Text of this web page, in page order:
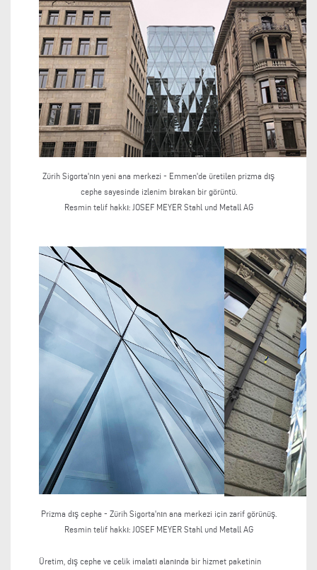
Zürih Sigorta'nın yeni ana merkezi - Emmen'de üretilen prizma dış
cephe sayesinde izlenim bırakan bir görüntü.
Resmin telif hakkı: JOSEF MEYER Stahl und Metall AG
Prizma dış cephe - Zürih Sigorta'nın ana merkezi için zarif görünüş.
Resmin telif hakkı: JOSEF MEYER Stahl und Metall AG
Üretim, dış cephe ve çelik imalatı alanında bir hizmet paketinin